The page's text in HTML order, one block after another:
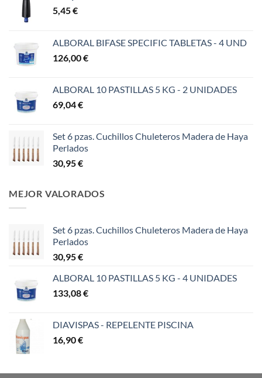
5,45€
ALBORAL BIFASE SPECIFIC TABLETAS - 4 UND
126,00€
ALBORAL 10 PASTILLAS 5 KG - 2 UNIDADES
69,04€
Set 6 pzas. Cuchillos Chuleteros Madera de Haya
Perlados
30,95€
MEJOR VALORADOS
Set 6 pzas. Cuchillos Chuleteros Madera de Haya
Perlados
30,95€
ALBORAL 10 PASTILLAS 5 KG - 4 UNIDADES
133,08€
DIAVISPAS - REPELENTE PISCINA
16,90€